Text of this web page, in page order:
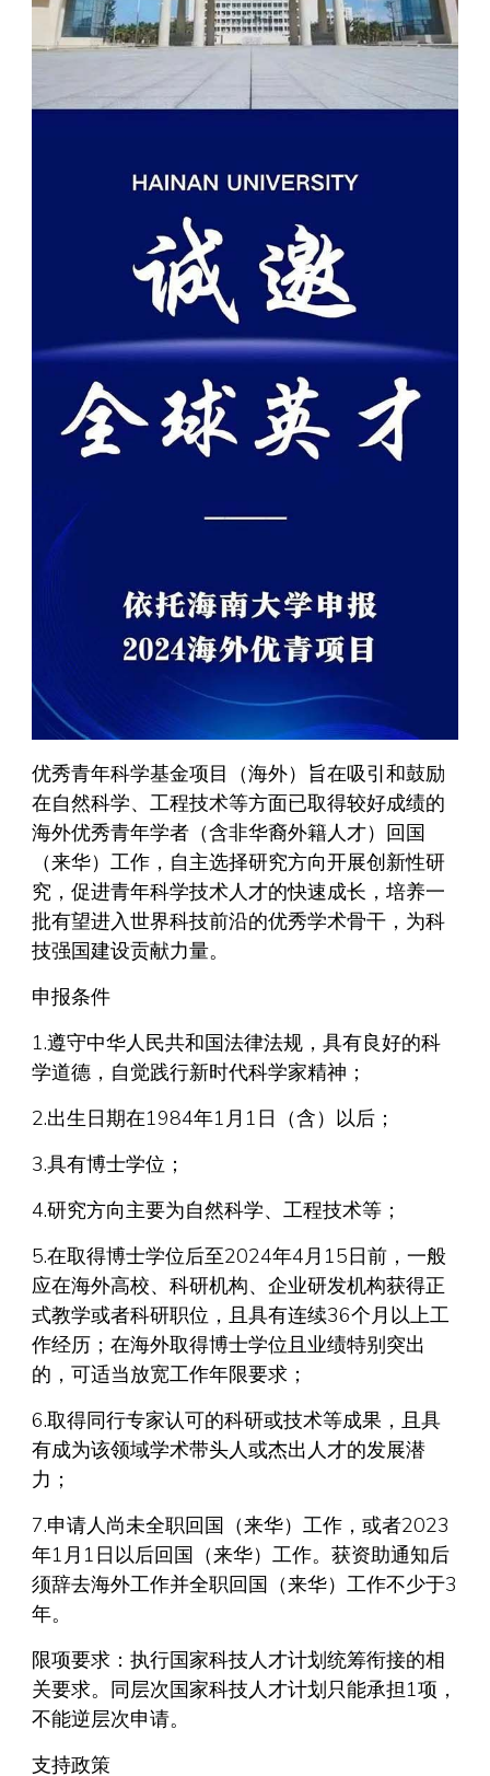
优秀青年科学基金项目（海外）旨在吸引和鼓励
在自然科学、工程技术等方面已取得较好成绩的
海外优秀青年学者（含非华裔外籍人才）回国
（来华）工作，自主选择研究方向开展创新性研
究，促进青年科学技术人才的快速成长，培养一
批有望进入世界科技前沿的优秀学术骨干，为科
技强国建设贡献力量。
申报条件
1.遵守中华人民共和国法律法规，具有良好的科
学道德，自觉践行新时代科学家精神；
2.出生日期在1984年1月1日（含）以后；
3.具有博士学位；
4.研究方向主要为自然科学、工程技术等；
5.在取得博士学位后至2024年4月15日前，一般
应在海外高校、科研机构、企业研发机构获得正
式教学或者科研职位，且具有连续36个月以上工
作经历；在海外取得博士学位且业绩特别突出
的，可适当放宽工作年限要求；
6.取得同行专家认可的科研或技术等成果，且具
有成为该领域学术带头人或杰出人才的发展潜
力；
7.申请人尚未全职回国（来华）工作，或者2023
年1月1日以后回国（来华）工作。获资助通知后
须辞去海外工作并全职回国（来华）工作不少于3
年。
限项要求：执行国家科技人才计划统筹衔接的相
关要求。同层次国家科技人才计划只能承担1项，
不能逆层次申请。
支持政策